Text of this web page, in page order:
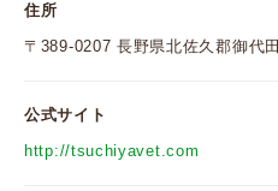
住所
〒389-0207 長野県北佐久郡御代
公式サイト
http://tsuchiyavet.com